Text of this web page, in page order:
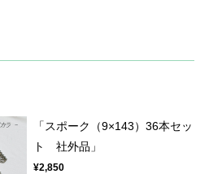
「スポーク（9×143）36本セッ
ト 社外品」
¥2,850